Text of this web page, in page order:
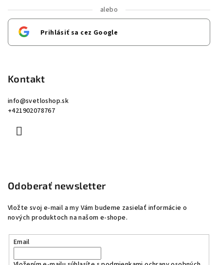
alebo
Prihlásiť sa cez Google
Kontakt
info@svetloshop.sk
+421902078767
Odoberať newsletter
Vložte svoj e-mail a my Vám budeme zasielať informácie o
nových produktoch na našom e-shope.
Email